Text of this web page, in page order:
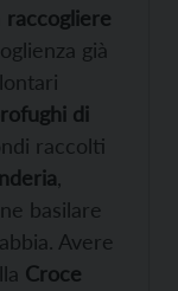
raccogliere
già
di
raccolti
basilare
Avere
Croce